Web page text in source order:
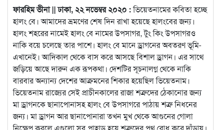
ফারহিম ভীনা || ঢাকা, ২২ নভেম্বর ২০২০ :ভিয়েতনামের কবিতা হচ্ছে
হালং বে। আমাদের ভ্রমণের শেষ দিন রাখা হয়েছে হালংবের জন্য।
হালং শহরের নামেই হালং বে নামের উপসাগর, টুং কিং উপসাগরও
নাকি বয়ে চলেছে তার পাশে। হালং বে মানে ড্রাগনের অবতরণ ভূমি-
এখানেই। আদিকাল থেকে বাস করে আসছে বিশাল ড্রাগন। এর সাথে
জড়িয়ে আছে দারুন এক রূপকথা। দেশটির সূচনালগ্ন থেকে নাকি
বারবার অন্যান্য দেশের আক্রমনের শিকার হয়েছিল ভিয়েতনাম।
ভিয়েতনাম রাজ্যের সেই প্রাচীনকালের রাজা শত্রুদের ঠেকানোর জন্য
মা ড্রাগনকে ছানাপোনাসহ হালং বে উপসাগরে পাঠায় শত্রু নিধনের
জন্য। মা ড্রাগন আর ছানাপোনারা তখন মুখ থেকে আগুনের গোলা